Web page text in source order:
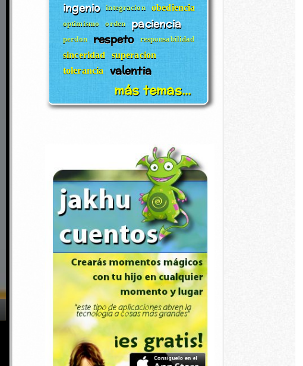
ingenio integracion obediencia
optimismo orden paciencia
perdon respeto responsabilidad
sinceridad
superacion
tolerancia
valentia
más temas...